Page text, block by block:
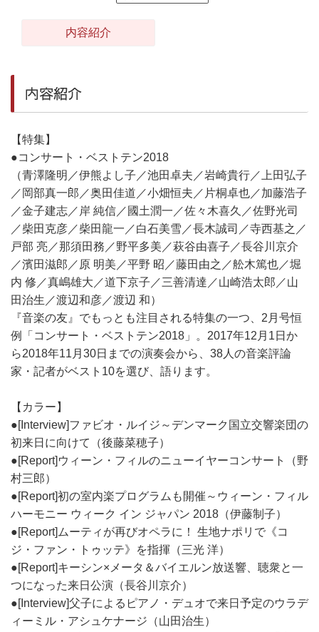
内容紹介
内容紹介
【特集】
●コンサート・ベストテン2018
（青澤隆明／伊熊よし子／池田卓夫／岩崎貴行／上田弘子
／岡部真一郎／奥田佳道／小畑恒夫／片桐卓也／加藤浩子
／金子建志／岸 純信／國土潤一／佐々木喜久／佐野光司
／柴田克彦／柴田龍一／白石美雪／長木誠司／寺西基之／
戸部 亮／那須田務／野平多美／萩谷由喜子／長谷川京介
／濱田滋郎／原 明美／平野 昭／藤田由之／舩木篤也／堀
内 修／真嶋雄大／道下京子／三善清達／山崎浩太郎／山
田治生／渡辺和彦／渡辺 和）
『音楽の友』でもっとも注目される特集の一つ、2月号恒
例「コンサート・ベストテン2018」。2017年12月1日か
ら2018年11月30日までの演奏会から、38人の音楽評論
家・記者がベスト10を選び、語ります。
【カラー】
●[Interview]ファビオ・ルイジ～デンマーク国立交響楽団の
初来日に向けて（後藤菜穂子）
●[Report]ウィーン・フィルのニューイヤーコンサート（野
村三郎）
●[Report]初の室内楽プログラムも開催～ウィーン・フィル
ハーモニー ウィーク イン ジャパン 2018（伊藤制子）
●[Report]ムーティが再びオペラに！ 生地ナポリで《コ
ジ・ファン・トゥッテ》を指揮（三光 洋）
●[Report]キーシン×メータ＆バイエルン放送響、聴衆と一
つになった来日公演（長谷川京介）
●[Interview]父子によるピアノ・デュオで来日予定のウラデ
ィーミル・アシュケナージ（山田治生）